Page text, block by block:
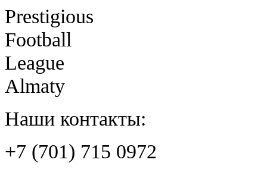
Prestigious
Football
League
Almaty
Наши контакты:
+7 (701) 715 0972